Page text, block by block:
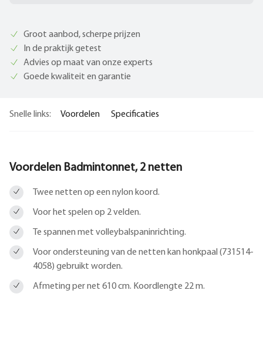
Groot aanbod, scherpe prijzen
In de praktijk getest
Advies op maat van onze experts
Goede kwaliteit en garantie
Snelle links: Voordelen Specificaties
Voordelen Badmintonnet, 2 netten
Twee netten op een nylon koord.
Voor het spelen op 2 velden.
Te spannen met volleybalspaninrichting.
Voor ondersteuning van de netten kan honkpaal (731514-
4058) gebruikt worden.
Afmeting per net 610 cm. Koordlengte 22 m.